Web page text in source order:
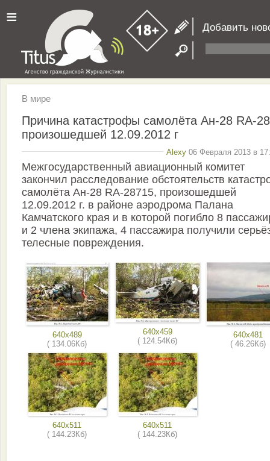
≡ Добавить
В мире
Причина катастрофы самолёта Ан-28 RA-
произошедшей 12.09.2012 г
Alexy 06 Февраля 2013 в
Межгосударственный авиационный комитет
закончил расследование обстоятельств
самолёта Ан-28 RA-28715, произошедшей
12.09.2012 г. в районе аэродрома Палана
Камчатского края и в которой погибло 8
и 2 члена экипажа, 4 пассажира получили
телесные повреждения.
640x489
( 134.06Кб)
640x459
( 124.54Кб)
640x481
( 46.26Кб)
640x511
( 144.23Кб)
640x511
( 144.23Кб)